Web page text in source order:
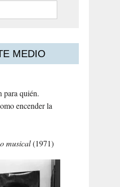
MEDIO
para quién.
encender la
musical(1971)